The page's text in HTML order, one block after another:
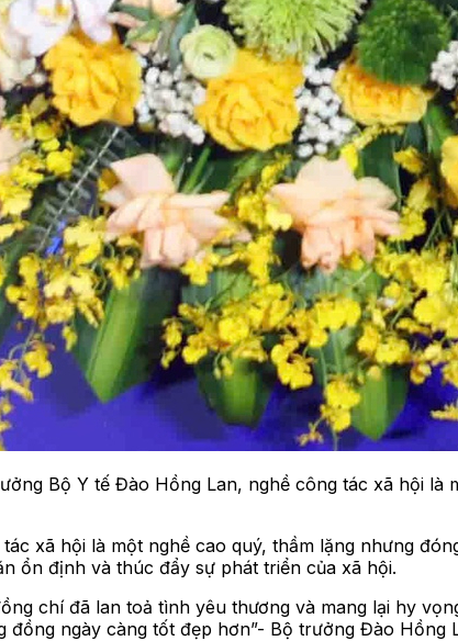
Bộ Y tế Đào Hồng Lan, nghề công tác xã hội là
xã hội là một nghề cao quý, thầm lặng nhưng
ổn định và thúc đẩy sự phát triển của xã hội.
chí đã lan toả tình yêu thương và mang lại hy
đồng ngày càng tốt đẹp hơn”- Bộ trưởng Đào Hồng